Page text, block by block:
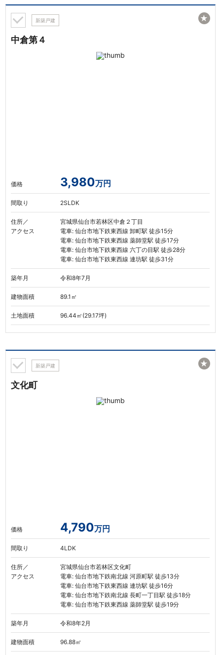
新築戸建
中倉第４
価格 3,980万円
間取り 2SLDK
住所／
アクセス
宮城県仙台市若林区中倉２丁目
電車: 仙台市地下鉄東西線 卸町駅 徒歩15分
電車: 仙台市地下鉄東西線 薬師堂駅 徒歩17分
電車: 仙台市地下鉄東西線 六丁の目駅 徒歩28分
電車: 仙台市地下鉄東西線 連坊駅 徒歩31分
築年月 令和8年7月
建物面積 89.1㎡
土地面積 96.44㎡(29.17坪)
★
新築戸建
文化町
価格 4,790万円
間取り 4LDK
住所／
アクセス
宮城県仙台市若林区文化町
電車: 仙台市地下鉄南北線 河原町駅 徒歩13分
電車: 仙台市地下鉄東西線 連坊駅 徒歩16分
電車: 仙台市地下鉄南北線 長町一丁目駅 徒歩18分
電車: 仙台市地下鉄東西線 薬師堂駅 徒歩19分
築年月 令和8年2月
建物面積 96.88㎡
★